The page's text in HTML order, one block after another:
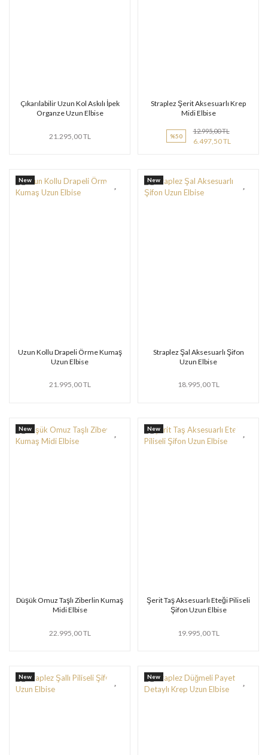
Çıkarılabilir Uzun Kol Askılı İpek
Organze Uzun Elbise
21.295,00 TL
Straplez Şerit Aksesuarlı Krep
Midi Elbise
%50
12.995,00 TL
6.497,50 TL
New
Uzun Kollu Drapeli Örme Kumaş
Uzun Elbise
21.995,00 TL
New
Straplez Şal Aksesuarlı Şifon
Uzun Elbise
18.995,00 TL
New
Düşük Omuz Taşlı Ziberlin Kumaş
Midi Elbise
22.995,00 TL
New
Şerit Taş Aksesuarlı Eteği Piliseli
Şifon Uzun Elbise
19.995,00 TL
New New